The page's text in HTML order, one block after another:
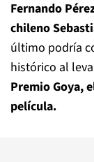
Fernando
chileno
último podría
histórico al
Premio Goya,
película.